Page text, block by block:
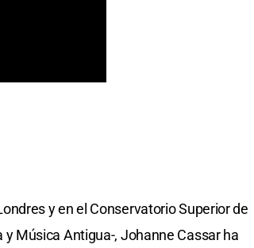
y en el Conservatorio Superior de
Música Antigua-, Johanne Cassar ha